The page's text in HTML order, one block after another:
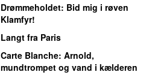
Drømmeholdet: Bid mig i røven
Klamfyr!
Langt fra Paris
Carte Blanche: Arnold,
mundtrompet og vand i kælderen